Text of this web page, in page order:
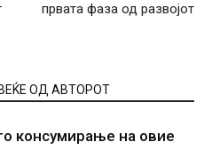
првата фаза од развојот
ОД АВТОРОТ
консумирање на овие